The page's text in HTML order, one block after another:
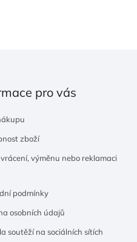
pro vás
zboží
vrácení, výměnu nebo reklamaci
podmínky
osobních údajů
soutěží na sociálních sítích